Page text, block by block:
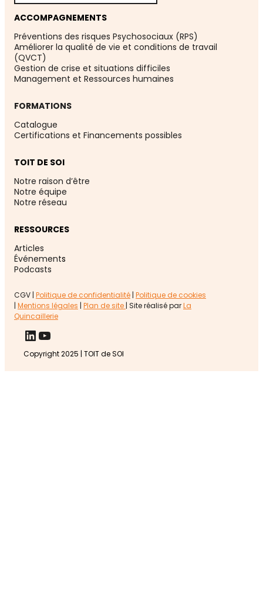
ACCOMPAGNEMENTS
Préventions des risques Psychosociaux (RPS)
Améliorer la qualité de vie et conditions de travail
(QVCT)
Gestion de crise et situations difficiles
Management et Ressources humaines
FORMATIONS
Catalogue
Certifications et Financements possibles
TOIT DE SOI
Notre raison d’être
Notre équipe
Notre réseau
RESSOURCES
Articles
Événements
Podcasts
CGV | Politique de confidentialité | Politique de cookies
| Mentions légales | Plan de site | Site réalisé parLa
Quincaillerie
LinkedIn
YouTube
Copyright 2025 | TOIT de SOI